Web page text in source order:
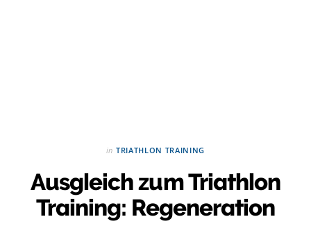
in TRIATHLON TRAINING
Ausgleich zum Triathlon
Training: Regeneration